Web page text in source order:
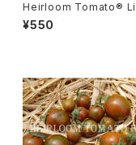
Heirloom Tomato®
ton’s Beauty エアルーム
ト・リビングストン・ビュー
¥550